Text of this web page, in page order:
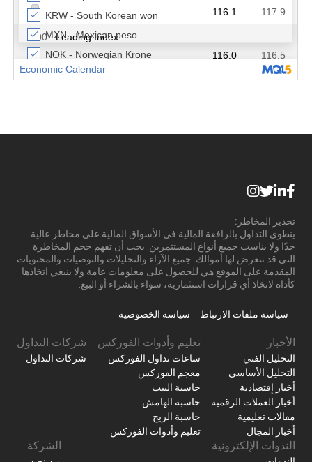
تحذير المخاطر:
ينطوي التداول بالرافعة المالية في الأسواق المالية على مخاطر عالية
جدًا ولا يناسب جميع أنواع المستثمرين. يجب أن تفهم حجم المخاطرة
التي قد تتعرض لها أموالك. جميع الآراء والتحليلات والتوصيات والمحتويات
المقدمة على الموقع هي للحصول على معلومات عامة ولا ينبغي اتخاذها
كأداة لاتخاذ أي قرارات استثمارية، سواء بالشراء أو البيع.
سياسة ملفات الارتباط سياسة الخصوصية
الأخبار
التحليل الفني
التحليل الأساسي
أخبار إقتصادية
أخبار العملات الرقمية
مقالات تعليمية
أخبار المجال
تعليم وأدوات الفوركس
ساعات تداول الفوركس
معجم الفوركس
حاسبة البيب
حاسبة الهامش
حاسبة الربح
تعليم وأدوات الفوركس
شركات التداول
شركات التداول
الندوات الإلكترونية الشركة